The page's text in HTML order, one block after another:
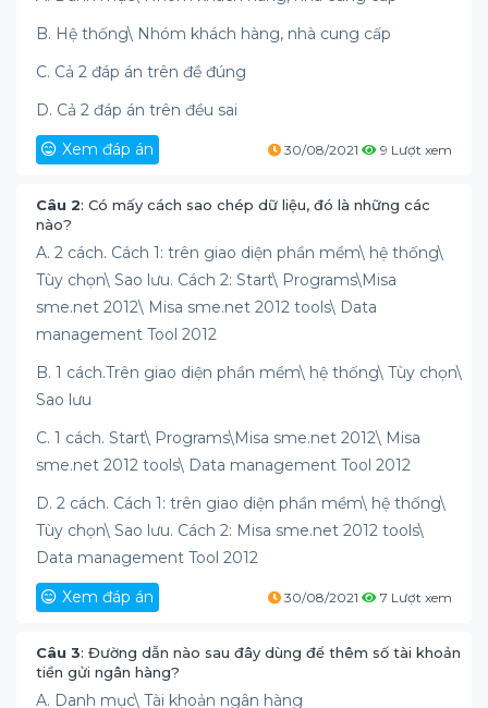
B. Hệ thống\ Nhóm khách hàng, nhà cung cấp
C. Cả 2 đáp án trên đề đúng
D. Cả 2 đáp án trên đều sai
Xem đáp án
30/08/2021 9 Lượt xem
Câu 2: Có mấy cách sao chép dữ liệu, đó là những các
nào?
A. 2 cách. Cách 1: trên giao diện phần mềm\ hệ thống\
Tùy chọn\ Sao lưu. Cách 2: Start\ Programs\Misa
sme.net 2012\ Misa sme.net 2012 tools\ Data
management Tool 2012
B. 1 cách.Trên giao diện phần mềm\ hệ thống\ Tùy chọn\
Sao lưu
C. 1 cách. Start\ Programs\Misa sme.net 2012\ Misa
sme.net 2012 tools\ Data management Tool 2012
D. 2 cách. Cách 1: trên giao diện phần mềm\ hệ thống\
Tùy chọn\ Sao lưu. Cách 2: Misa sme.net 2012 tools\
Data management Tool 2012
Xem đáp án
30/08/2021 7 Lượt xem
Câu 3: Đường dẫn nào sau đây dùng để thêm số tài khoản
tiền gửi ngân hàng?
A. Danh mục\ Tài khoản ngân hàng